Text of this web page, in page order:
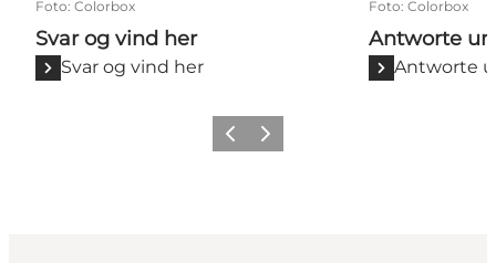
Foto: Colorbox
Svar og vind her
Svar og vind her
Foto: Colorbox
Antworte
Antworte
Vorherige Folie
Nächste Folie